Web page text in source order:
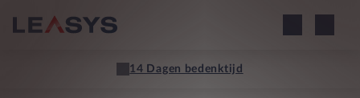
14 Dagen bedenktijd